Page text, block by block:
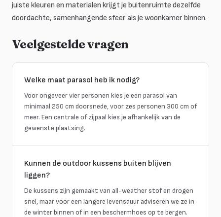
juiste kleuren en materialen krijgt je buitenruimte dezelfde
doordachte, samenhangende sfeer als je woonkamer binnen.
Veelgestelde vragen
Welke maat parasol heb ik nodig?
Voor ongeveer vier personen kies je een parasol van
minimaal 250 cm doorsnede, voor zes personen 300 cm of
meer. Een centrale of zijpaal kies je afhankelijk van de
gewenste plaatsing.
Kunnen de outdoor kussens buiten blijven
liggen?
De kussens zijn gemaakt van all-weather stof en drogen
snel, maar voor een langere levensduur adviseren we ze in
de winter binnen of in een beschermhoes op te bergen.